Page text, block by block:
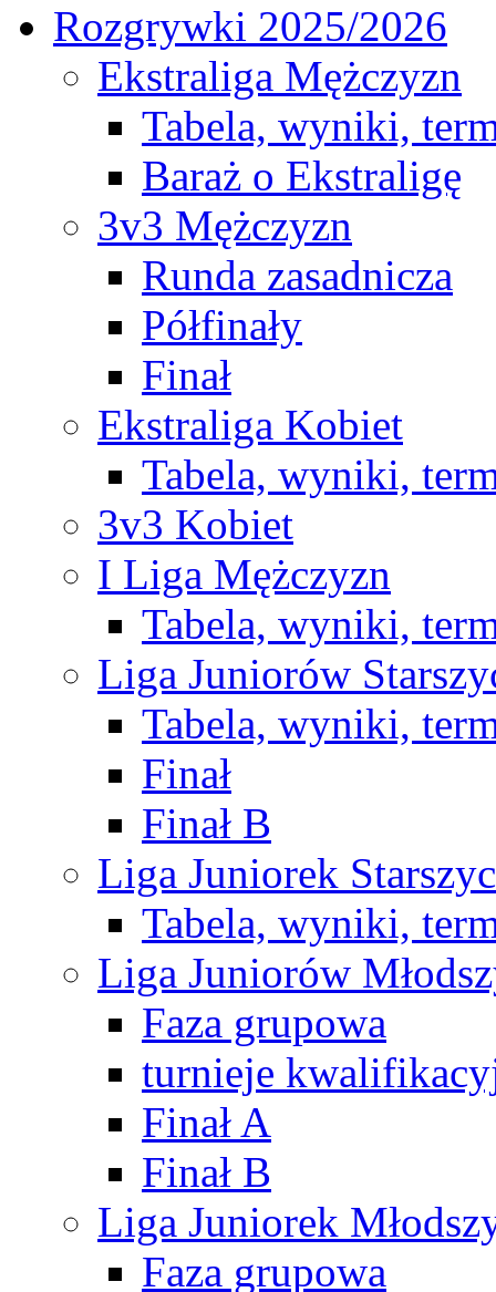
Rozgrywki 2025/2026
Ekstraliga Mężczyzn
Tabela, wyniki,
Baraż o Ekstraligę
3v3 Mężczyzn
Runda zasadnicza
Półfinały
Finał
Ekstraliga Kobiet
Tabela, wyniki,
3v3 Kobiet
I Liga Mężczyzn
Tabela, wyniki,
Liga Juniorów
Tabela, wyniki,
Finał
Finał B
Liga Juniorek
Tabela, wyniki,
Liga Juniorów
Faza grupowa
turnieje
Finał A
Finał B
Liga Juniorek
Faza grupowa